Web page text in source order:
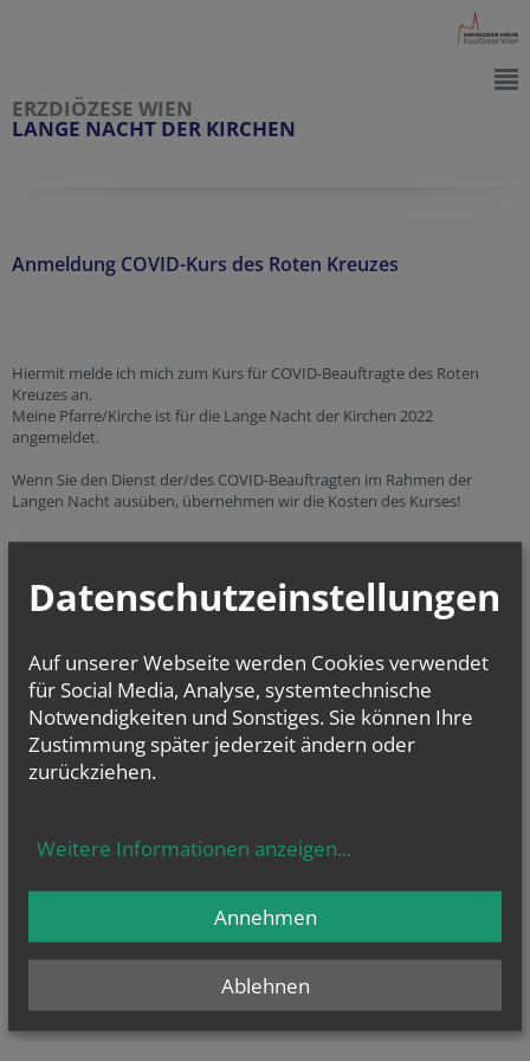
ERZDIÖZESE WIEN
LANGE NACHT DER KIRCHEN
Anmeldung COVID-Kurs des Roten Kreuzes
Hiermit melde ich mich zum Kurs für COVID-Beauftragte des Roten
Kreuzes an.
Meine Pfarre/Kirche ist für die Lange Nacht der Kirchen 2022
angemeldet.
Wenn Sie den Dienst der/des COVID-Beauftragten im Rahmen der
Langen Nacht ausüben, übernehmen wir die Kosten des Kurses!
TERMINE UND ANMELDUNGEN
Derzeit finden keine
Datenschutzeinstellungen
Auf unserer Webseite werden Cookies verwendet
für Social Media, Analyse, systemtechnische
Notwendigkeiten und Sonstiges. Sie können Ihre
Zustimmung später jederzeit ändern oder
zurückziehen.
Weitere Informationen anzeigen...
Ablehnen
Annehmen